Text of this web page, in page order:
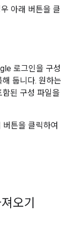
아래 버튼을 클
로그인을 구성
둡니다. 원하는
된 구성 파일을
튼을 클릭하여
오기